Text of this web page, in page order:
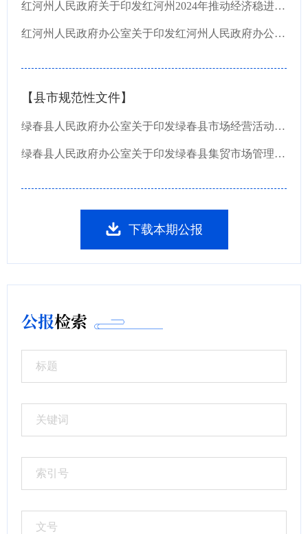
红河州人民政府关于印发红河州2024年推动经济稳进提质工作措施的通知
红河州人民政府办公室关于印发红河州人民政府办公室领导班子成员工作分工的通知
【县市规范性文件】
绿春县人民政府办公室关于印发绿春县市场经营活动管理办法（试行）的通知
绿春县人民政府办公室关于印发绿春县集贸市场管理办法（试行）的通知
下载本期公报
公报检索